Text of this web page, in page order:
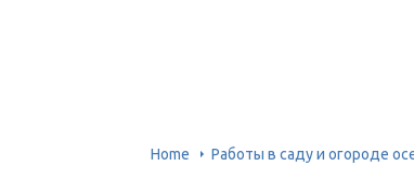
Home Работы в саду и огороде